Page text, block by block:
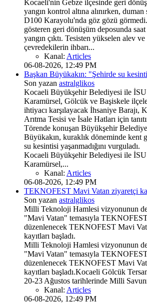
Kocaeli'nin Gebze ilçesinde geri
yangın kontrol altına alınırken,
D100 Karayolu'nda göz gözü
gösteren geri dönüşüm deposunda saat
yangın çıktı. Tesisten yükselen alev
çevredekilerin ihbarı...
Kanal: Articles
06-08-2026, 12:49 PM
Başkan Büyükakın: "Şehirde su
Son yazan astralglikos
Kocaeli Büyükşehir Belediyesi ile
Karamürsel, Gölcük ve Başiskele
ihtiyacı karşılayacak İhsaniye Barajı,
Arıtma Tesisi ve İsale Hatları için
Törende konuşan Büyükşehir
Büyükakın, kuraklık döneminde kent
su kesintisi yaşanmadığını vurguladı.
Kocaeli Büyükşehir Belediyesi ile
Karamürsel,...
Kanal: Articles
06-08-2026, 12:49 PM
TEKNOFEST Mavi Vatan ziyaretçi
Son yazan astralglikos
Milli Teknoloji Hamlesi vizyonunun
"Mavi Vatan" temasıyla
düzenlenecek TEKNOFEST Mavi
kayıtları başladı.
Milli Teknoloji Hamlesi vizyonunun
"Mavi Vatan" temasıyla
düzenlenecek TEKNOFEST Mavi
kayıtları başladı.Kocaeli Gölcük
20-23 Ağustos tarihlerinde Milli
Kanal: Articles
06-08-2026, 12:49 PM